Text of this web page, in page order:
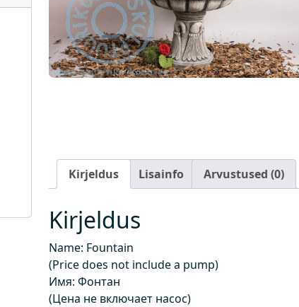
Kirjeldus Lisainfo Arvustused (0)
Kirjeldus
Name: Fountain
(Price does not include a pump)
Имя: Фонтан
(Цена не включает насос)